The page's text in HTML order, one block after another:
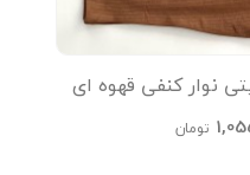
نوار کنفی قهوه ای
kids تومان